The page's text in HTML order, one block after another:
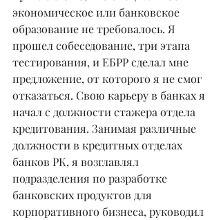
экономическое или банковское
образование не требовалось. Я
прошел собеседование, три этапа
тестирования, и ЕБРР сделал мне
предложение, от которого я не смог
отказаться. Свою карьеру в банках я
начал с должности стажера отдела
кредитования. Занимая различные
должности в кредитных отделах
банков РК, я возглавлял
подразделения по разработке
банковских продуктов для
корпоративного бизнеса, руководил